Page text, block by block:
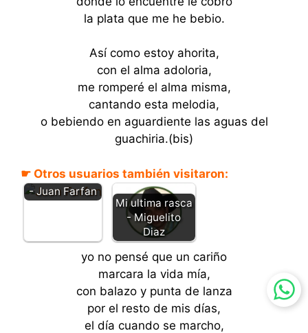
la plata que me he bebio.
Así como estoy ahorita,
con el alma adoloria,
me romperé el alma misma,
cantando esta melodia,
o bebiendo en aguardiente las aguas del
guachiria.(bis)
☛ Otros usuarios también visitaron:
Adios Arauca
- Juan Farfan
Mi ultima rasca
- Miguelito
Diaz
yo no pensé que un cariño
marcara la vida mía,
con balazo y punta de lanza
por el resto de mis días,
el día cuando se marcho,